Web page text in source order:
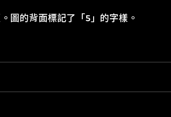
圖的背面標記了「5」的字樣。